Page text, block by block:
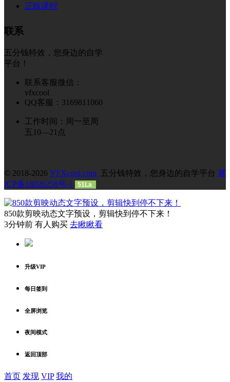
正版课程
联系
五分钱特效，您身边的自学
平台！
联系客服微信：
vfxcool
QQ客服：3169811060
工作时间：周一至周
五10—21点
© 2018-2026 VFXcool.com 五分钱特效，您身边的自学平台 冀
ICP备18026256号-1
51La
850款剪映动态文字预设，剪辑快到停不下来！
3分钟前 有人购买 去瞅瞅看
升级VIP
每日签到
全屏浏览
夜间模式
返回顶部
首页 发现 VIP 我的